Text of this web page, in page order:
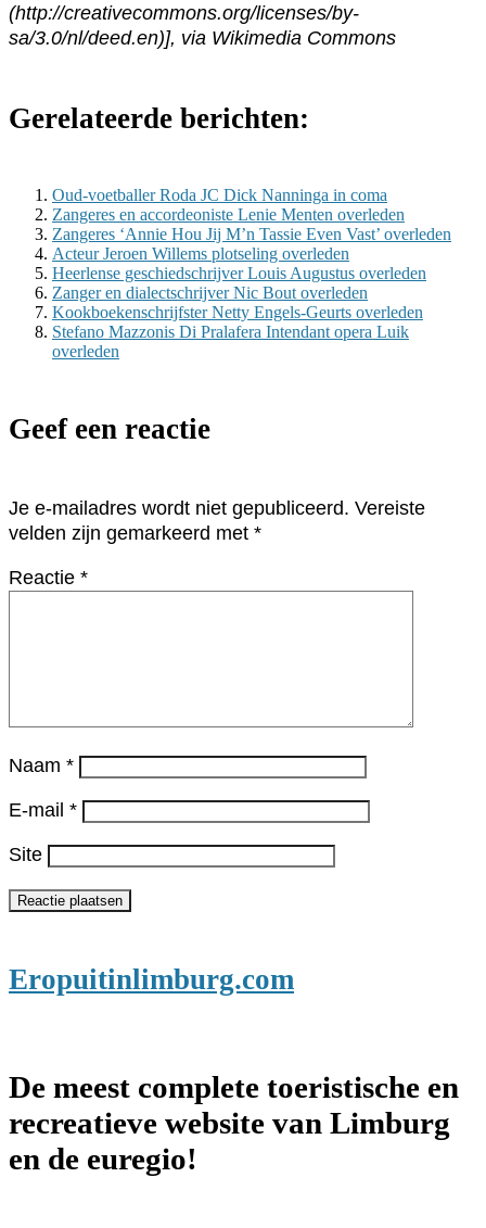
(http://creativecommons.org/licenses/by-
sa/3.0/nl/deed.en)], via Wikimedia Commons
Gerelateerde berichten:
Oud-voetballer Roda JC Dick Nanninga in coma
Zangeres en accordeoniste Lenie Menten overleden
Zangeres ‘Annie Hou Jij M’n Tassie Even Vast’ overleden
Acteur Jeroen Willems plotseling overleden
Heerlense geschiedschrijver Louis Augustus overleden
Zanger en dialectschrijver Nic Bout overleden
Kookboekenschrijfster Netty Engels-Geurts overleden
Stefano Mazzonis Di Pralafera Intendant opera Luik
overleden
Geef een reactie
Je e-mailadres wordt niet gepubliceerd. Vereiste
velden zijn gemarkeerd met *
Reactie *
Naam *
E-mail *
Site
Eropuitinlimburg.com
De meest complete toeristische en
recreatieve website van Limburg
en de euregio!